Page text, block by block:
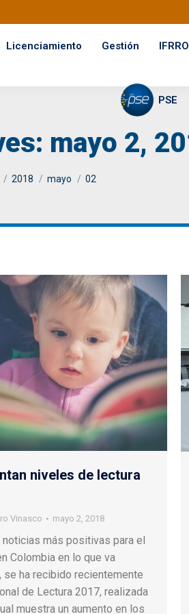
Licenciamiento Gestión
PSE
mayo 2,
here:
2018 mayo 02
niveles de lectura
Vinasco mayo 2, 2018
noticias más positivas para el
Colombia en lo que va
se ha recibido recientemente
de Lectura 2017, realizada
muestra un aumento en los